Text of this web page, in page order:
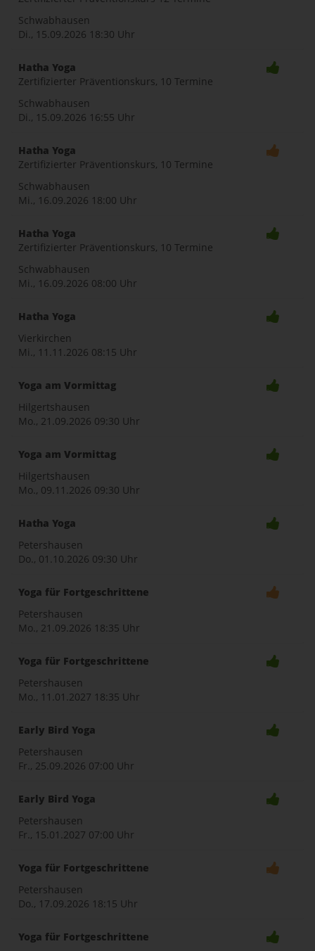
Schwabhausen
Di., 15.09.2026 18:30 Uhr
Hatha Yoga
Zertifizierter Präventionskurs, 10 Termine
Schwabhausen
Di., 15.09.2026 16:55 Uhr
Hatha Yoga
Zertifizierter Präventionskurs, 10 Termine
Schwabhausen
Mi., 16.09.2026 18:00 Uhr
Hatha Yoga
Zertifizierter Präventionskurs, 10 Termine
Schwabhausen
Mi., 16.09.2026 08:00 Uhr
Hatha Yoga
Vierkirchen
Mi., 11.11.2026 08:15 Uhr
Yoga am Vormittag
Hilgertshausen
Mo., 21.09.2026 09:30 Uhr
Yoga am Vormittag
Hilgertshausen
Mo., 09.11.2026 09:30 Uhr
Hatha Yoga
Petershausen
Do., 01.10.2026 09:30 Uhr
Yoga für Fortgeschrittene
Petershausen
Mo., 21.09.2026 18:35 Uhr
Yoga für Fortgeschrittene
Petershausen
Mo., 11.01.2027 18:35 Uhr
Early Bird Yoga
Petershausen
Fr., 25.09.2026 07:00 Uhr
Early Bird Yoga
Petershausen
Fr., 15.01.2027 07:00 Uhr
Yoga für Fortgeschrittene
Petershausen
Do., 17.09.2026 18:15 Uhr
Yoga für Fortgeschrittene